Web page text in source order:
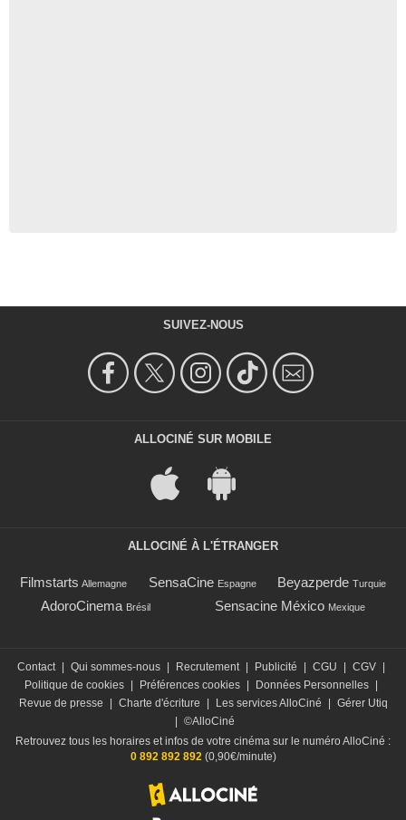
SUIVEZ-NOUS
ALLOCINÉ SUR MOBILE
ALLOCINÉ À L'ÉTRANGER
Filmstarts Allemagne SensaCine Espagne Beyazperde Turquie
AdoroCinema Brésil Sensacine México Mexique
Contact Qui sommes-nous Recrutement Publicité CGU CGV
Politique de cookies
Préférences cookies Données Personnelles
Revue de presse
Charte d'écriture Les services AlloCiné
Gérer Utiq
©AlloCiné
Retrouvez tous les horaires et infos de votre cinéma sur le numéro AlloCiné :
0 892 892 892(0,90€/minute)